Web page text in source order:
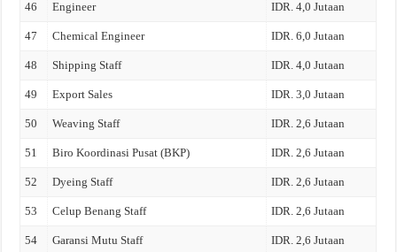
46 Engineer IDR. 4,0 Jutaan
47 Chemical Engineer IDR. 6,0 Jutaan
48 Shipping Staff IDR. 4,0 Jutaan
49 Export Sales IDR. 3,0 Jutaan
50 Weaving Staff IDR. 2,6 Jutaan
51 Biro Koordinasi Pusat (BKP) IDR. 2,6 Jutaan
52 Dyeing Staff IDR. 2,6 Jutaan
53 Celup Benang Staff IDR. 2,6 Jutaan
54 Garansi Mutu Staff IDR. 2,6 Jutaan